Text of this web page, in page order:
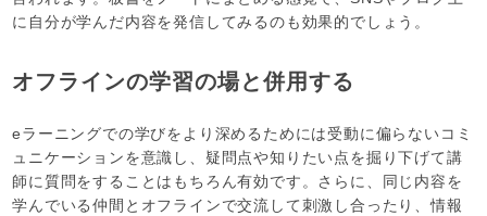
に自分が学んだ内容を発信してみるのも効果的でしょう。
オフラインの学習の場と併用する
eラーニングでの学びをより深めるためには受動に偏らないコミ
ュニケーションを意識し、疑問点や知りたい点を掘り下げて講
師に質問をすることはもちろん有効です。さらに、同じ内容を
学んでいる仲間とオフラインで交流して刺激し合ったり、情報